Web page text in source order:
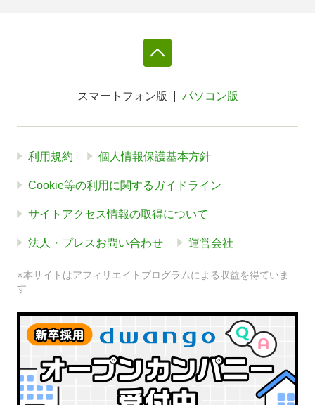
スマートフォン版 パソコン版
利用規約 個人情報保護基本方針
Cookie等の利用に関するガイドライン
サイトアクセス情報の取得について
法人・プレスお問い合わせ 運営会社
※本サイトはアフィリエイトプログラムによる収益を得ていま
す